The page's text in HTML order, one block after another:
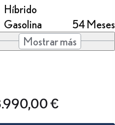
Híbrido
Gasolina
54 Meses
Mostrar más
€